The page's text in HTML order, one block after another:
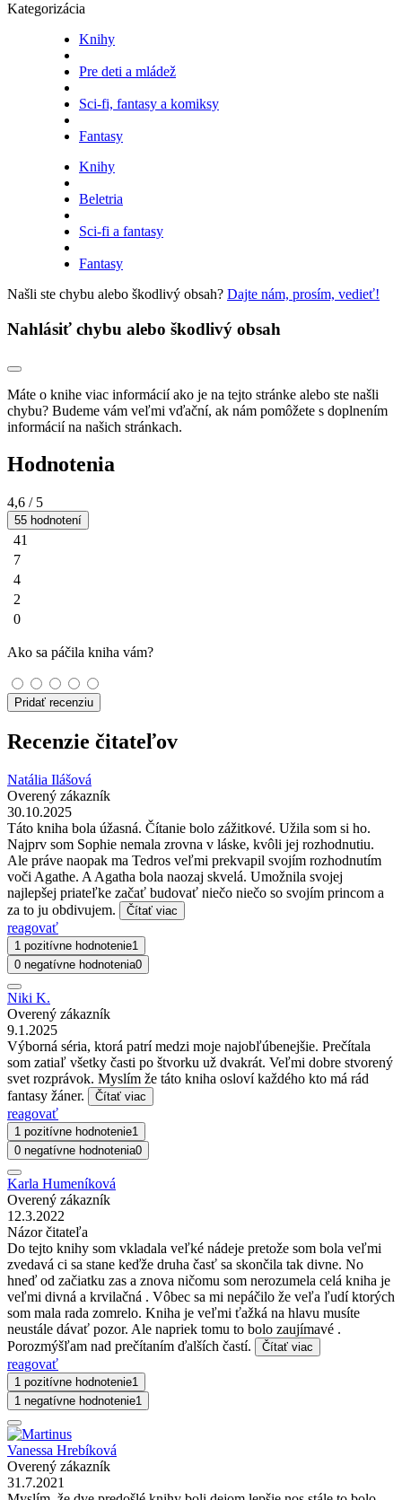
Kategorizácia
Knihy
Pre deti a mládež
Sci-fi, fantasy a komiksy
Fantasy
Knihy
Beletria
Sci-fi a fantasy
Fantasy
Našli ste chybu alebo škodlivý obsah? Dajte nám, prosím, vedieť!
Nahlásiť chybu alebo škodlivý obsah
Máte o knihe viac informácií ako je na tejto stránke alebo ste našli
chybu? Budeme vám veľmi vďační, ak nám pomôžete s doplnením
informácií na našich stránkach.
Hodnotenia
4,6 / 5
55 hodnotení
41
7
4
2
0
Ako sa páčila kniha vám?
Pridať recenziu
Recenzie čitateľov
Natália Ilášová
Overený zákazník
30.10.2025
Táto kniha bola úžasná. Čítanie bolo zážitkové. Užila som si ho.
Najprv som Sophie nemala zrovna v láske, kvôli jej rozhodnutiu.
Ale práve naopak ma Tedros veľmi prekvapil svojím rozhodnutím
voči Agathe. A Agatha bola naozaj skvelá. Umožnila svojej
najlepšej priateľke začať budovať niečo niečo so svojím princom a
za to ju obdivujem.
Čítať viac
reagovať
1 pozitívne hodnotenie1
0 negatívne hodnotenia0
Niki K.
Overený zákazník
9.1.2025
Výborná séria, ktorá patrí medzi moje najobľúbenejšie. Prečítala
som zatiaľ všetky časti po štvorku už dvakrát. Veľmi dobre stvorený
svet rozprávok. Myslím že táto kniha osloví každého kto má rád
fantasy žáner.
Čítať viac
reagovať
1 pozitívne hodnotenie1
0 negatívne hodnotenia0
Karla Humeníková
Overený zákazník
12.3.2022
Názor čitateľa
Do tejto knihy som vkladala veľké nádeje pretože som bola veľmi
zvedavá ci sa stane keďže druha časť sa skončila tak divne. No
hneď od začiatku zas a znova ničomu som nerozumela celá kniha je
veľmi divná a krvilačná . Vôbec sa mi nepáčilo že veľa ľudí ktorých
som mala rada zomrelo. Kniha je veľmi ťažká na hlavu musíte
neustále dávať pozor. Ale napriek tomu to bolo zaujímavé .
Porozmýšľam nad prečítaním ďalších častí.
Čítať viac
reagovať
1 pozitívne hodnotenie1
1 negatívne hodnotenie1
Vanessa Hrebíková
Overený zákazník
31.7.2021